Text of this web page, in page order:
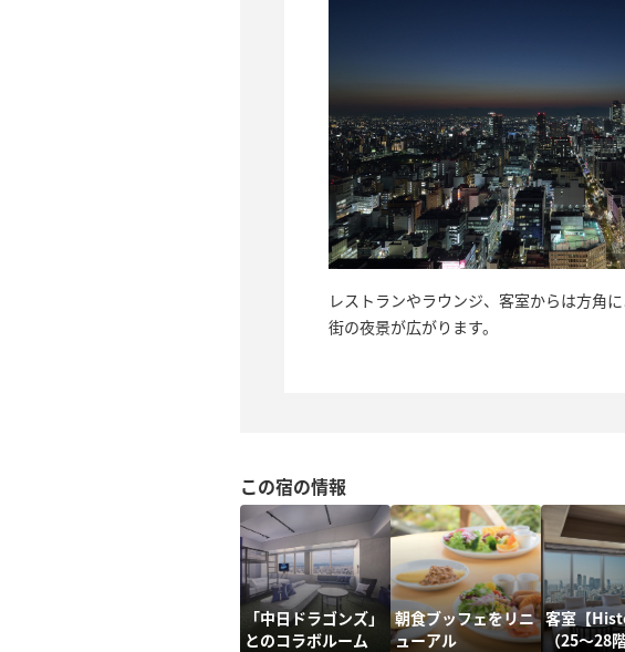
レストランやラウンジ、客室からは方角
街の夜景が広がります。
この宿の情報
「中日ドラゴンズ」
とのコラボルーム
朝食ブッフェをリニ
ューアル
客室【
（25～28